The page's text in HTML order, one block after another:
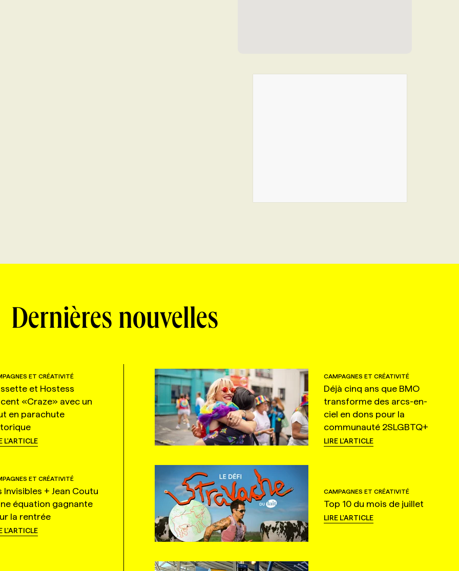
Dernières nouvelles
ET CRÉATIVITÉ
et Hostess
«Craze» avec un
en parachute
L'ARTICLE
CAMPAGNES ET CRÉATIVITÉ
Déjà cinq ans que BMO
transforme des arcs-en-
ciel en dons pour la
communauté 2SLGBTQ+
LIRE L'ARTICLE
ET CRÉATIVITÉ
Invisibles + Jean Coutu
équation gagnante
la rentrée
L'ARTICLE
CAMPAGNES ET CRÉATIVITÉ
Top 10 du mois de juillet
LIRE L'ARTICLE